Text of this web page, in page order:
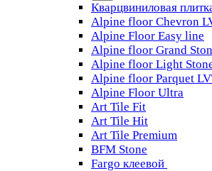
Кварцвиниловая
Alpine floor Chevron
Alpine Floor Easy line
Alpine floor Grand
Alpine floor Light
Alpine floor Parquet
Alpine Floor Ultra
Art Tile Fit
Art Tile Hit
Art Tile Premium
BFM Stone
Fargo клеевой